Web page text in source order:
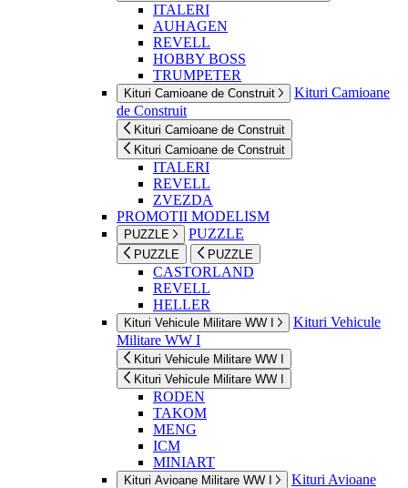
ITALERI
AUHAGEN
REVELL
HOBBY BOSS
TRUMPETER
Kituri Camioane de Construit
Kituri Camioane
de Construit
Kituri Camioane de Construit
Kituri Camioane de Construit
ITALERI
REVELL
ZVEZDA
PROMOTII MODELISM
PUZZLE PUZZLE
PUZZLE PUZZLE
CASTORLAND
REVELL
HELLER
Kituri Vehicule Militare WW I
Kituri Vehicule
Militare WW I
Kituri Vehicule Militare WW I
Kituri Vehicule Militare WW I
RODEN
TAKOM
MENG
ICM
MINIART
Kituri Avioane Militare WW I
Kituri Avioane